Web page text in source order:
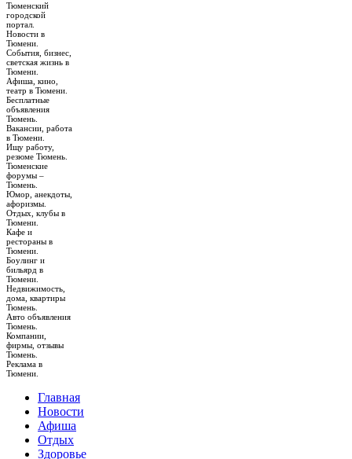
Тюменский
городской
портал.
Новости в
Тюмени.
События, бизнес,
светская жизнь в
Тюмени.
Афиша, кино,
театр в Тюмени.
Бесплатные
объявления
Тюмень.
Вакансии, работа
в Тюмени.
Ищу работу,
резюме Тюмень.
Тюменские
форумы –
Тюмень.
Юмор, анекдоты,
афоризмы.
Отдых, клубы в
Тюмени.
Кафе и
рестораны в
Тюмени.
Боулинг и
бильярд в
Тюмени.
Недвижимость,
дома, квартиры
Тюмень.
Авто объявления
Тюмень.
Компании,
фирмы, отзывы
Тюмень.
Реклама в
Тюмени.
Главная
Новости
Афиша
Отдых
Здоровье